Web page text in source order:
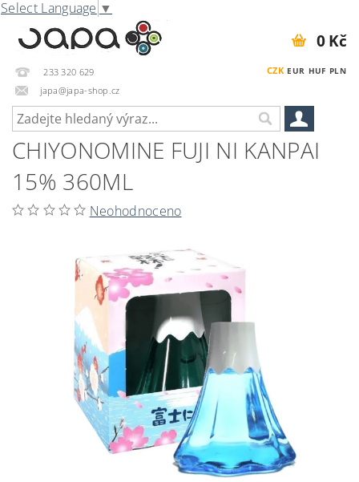
Select Language ▼
233 320 629
japa@japa-shop.cz
CZK EUR HUF PLN
0 Kč
CHIYONOMINE FUJI NI KANPAI
15% 360ML
Neohodnoceno